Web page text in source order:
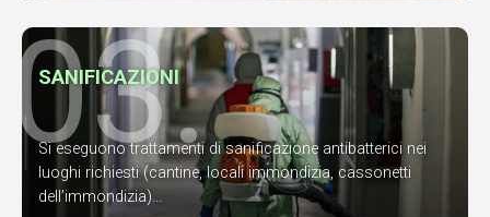
03.
SANIFICAZIONI
Si eseguono trattamenti di sanificazione antibatterici nei
luoghi richiesti (cantine, locali immondizia, cassonetti
dell’immondizia)...